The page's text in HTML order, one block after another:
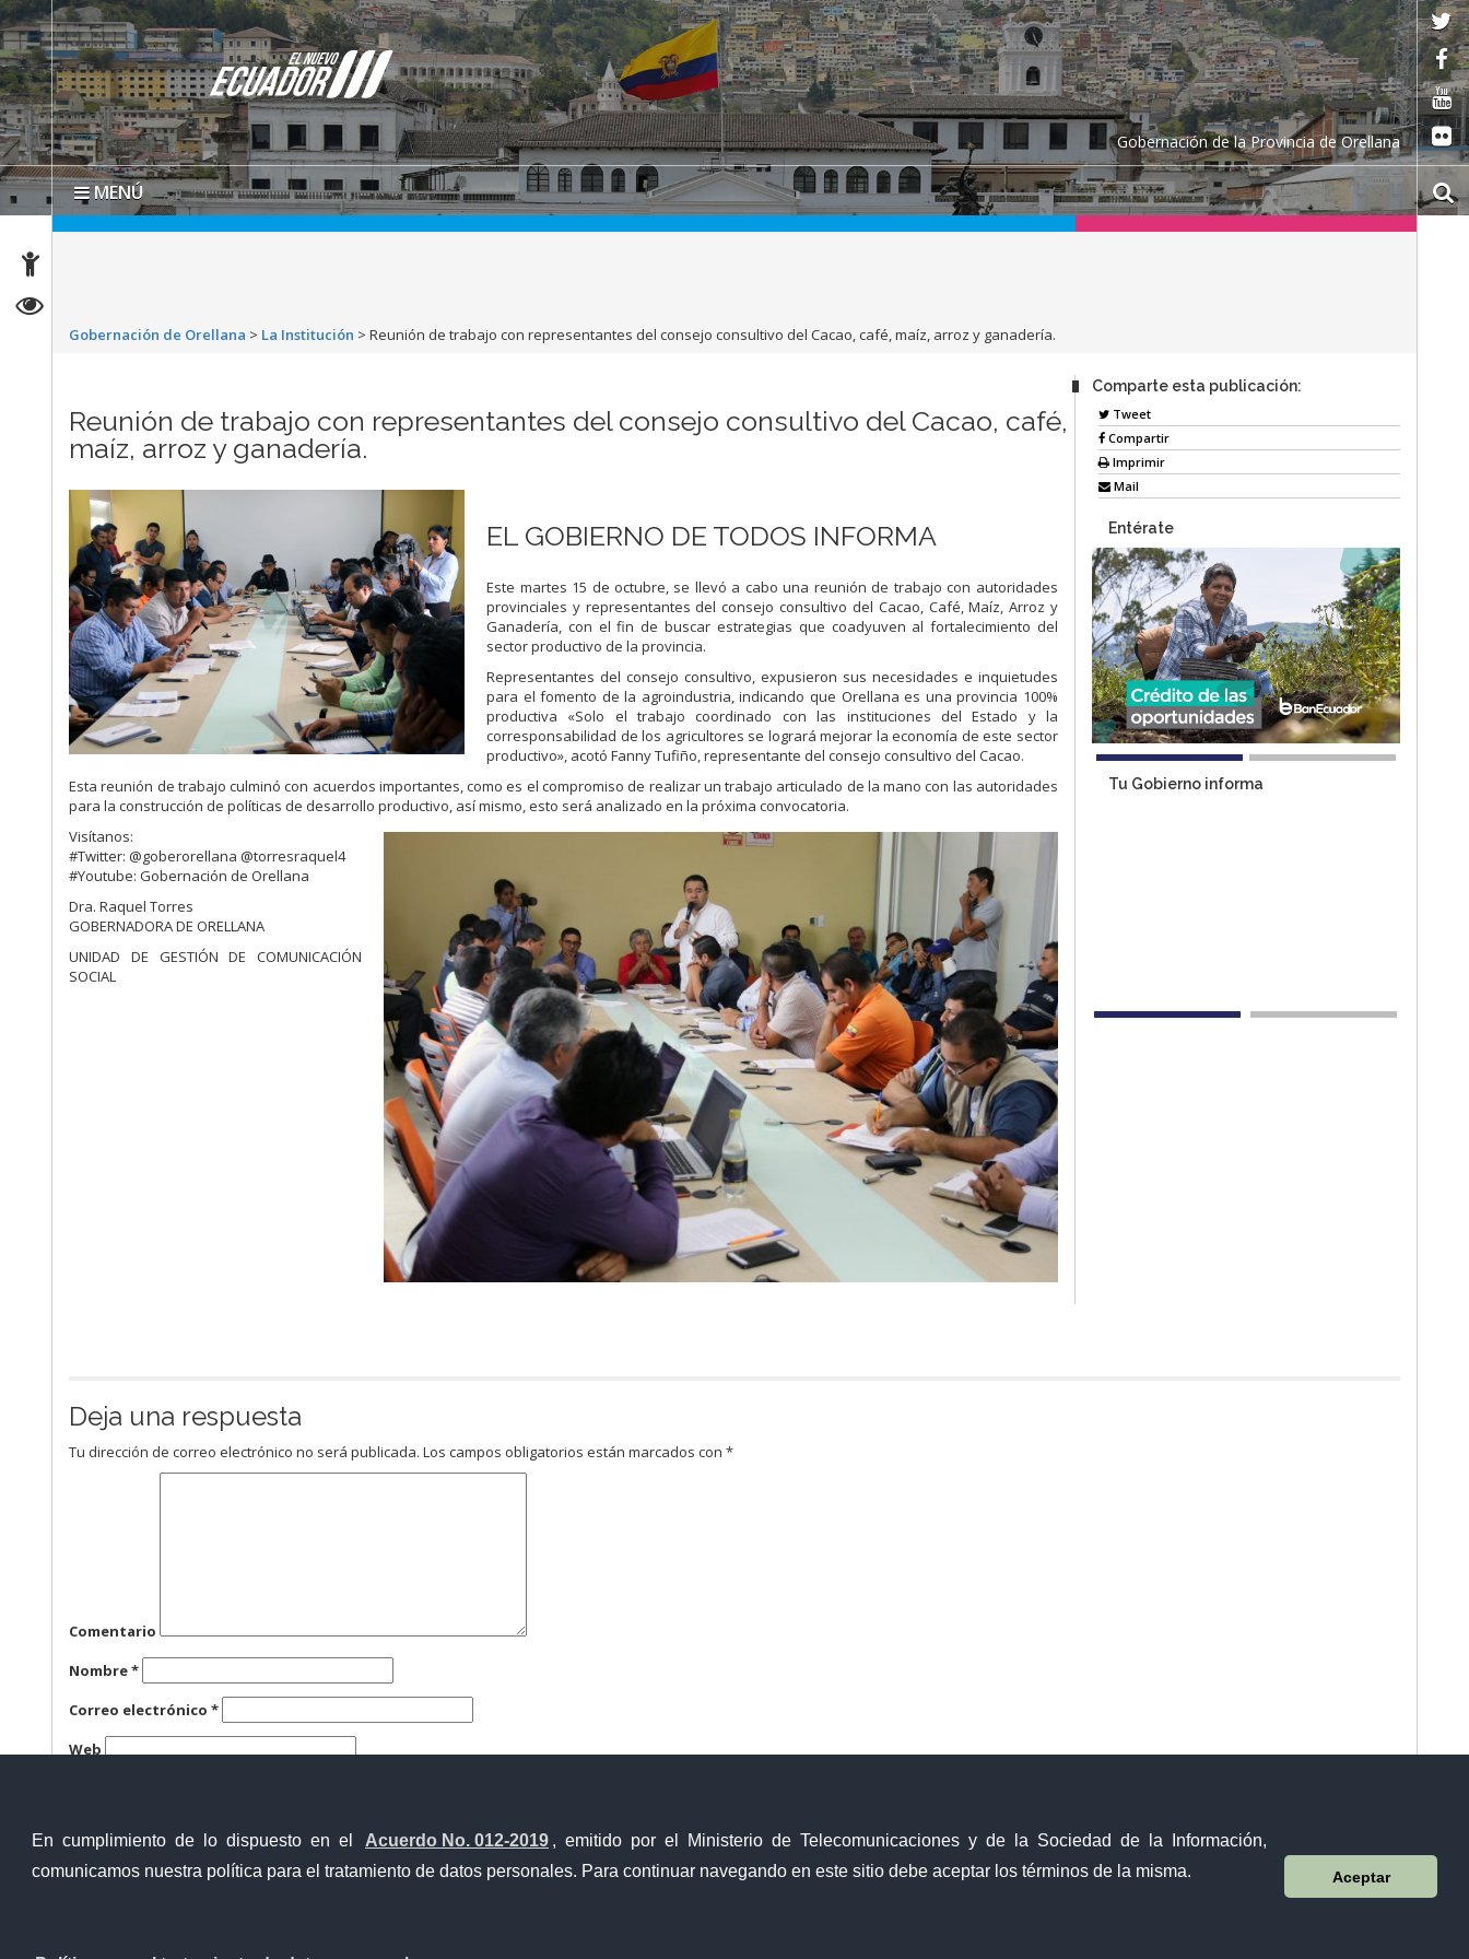
En cumplimiento de lo dispuesto en el Acuerdo No. 012-2019 , emitido por el Ministerio de Telecomunicaciones y de la Sociedad de la Información,
comunicamos nuestra política para el tratamiento de datos personales. Para continuar navegando en este sitio debe aceptar los términos de la misma.
Aceptar
Gobernación de la Provincia de Orellana
MENÚ
Gobernación de Orellana > La Institución >Reunión de trabajo con representantes del consejo consultivo del Cacao, café, maíz, arroz y ganadería.
Reunión de trabajo con representantes del consejo consultivo del Cacao, café,
maíz, arroz y ganadería.
EL GOBIERNO DE TODOS INFORMA
Este martes 15 de octubre, se llevó a cabo una reunión de trabajo con autoridades
provinciales y representantes del consejo consultivo del Cacao, Café, Maíz, Arroz y
Ganadería, con el fin de buscar estrategias que coadyuven al fortalecimiento del
sector productivo de la provincia.
Representantes del consejo consultivo, expusieron sus necesidades e inquietudes
para el fomento de la agroindustria, indicando que Orellana es una provincia 100%
productiva «Solo el trabajo coordinado con las instituciones del Estado y la
corresponsabilidad de los agricultores se logrará mejorar la economía de este sector
productivo», acotó Fanny Tufiño, representante del consejo consultivo del Cacao.
Esta reunión de trabajo culminó con acuerdos importantes, como es el compromiso de realizar un trabajo articulado de la mano con las autoridades
para la construcción de políticas de desarrollo productivo, así mismo, esto será analizado en la próxima convocatoria.
Visítanos:
#Twitter: @goberorellana @torresraquel4
#Youtube: Gobernación de Orellana
Dra. Raquel Torres
GOBERNADORA DE ORELLANA
UNIDAD DE GESTIÓN DE COMUNICACIÓN
SOCIAL
Comparte esta publicación:
Tweet
Compartir
Imprimir
Mail
Entérate
Tu Gobierno informa
Deja una respuesta
Tu dirección de correo electrónico no será publicada. Los campos obligatorios están marcados con*
Comentario
Nombre*
Correo electrónico*
Web
Sistema Nacional de Información (SNI)